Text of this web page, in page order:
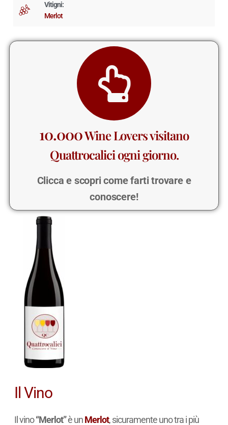
Vitigni:
Merlot
10.000Wine Lovers visitano
Quattrocalici ogni giorno.
Clicca e scopri come farti trovare e
conoscere!
Il Vino
Il vino“Merlot”è unMerlot, sicuramente uno tra i più